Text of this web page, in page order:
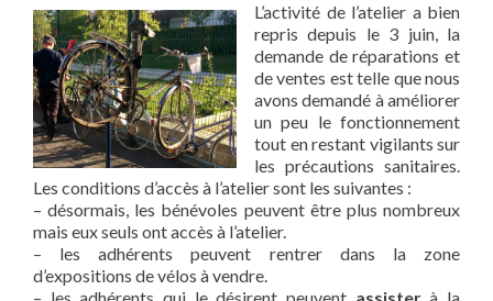
L’activité de l’atelier a bien
repris depuis le 3 juin, la
demande de réparations et
de ventes est telle que nous
avons demandé à améliorer
un peu le fonctionnement
tout en restant vigilants sur
les précautions sanitaires.
Les conditions d’accès à l’atelier sont les suivantes :
– désormais, les bénévoles peuvent être plus nombreux
mais eux seuls ont accès à l’atelier.
– les adhérents peuvent rentrer dans la zone
d’expositions de vélos à vendre.